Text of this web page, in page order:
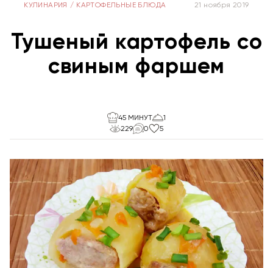
КУЛИНАРИЯ / КАРТОФЕЛЬНЫЕ БЛЮДА 21 ноября 2019
Тушеный картофель со
свиным фаршем
45 МИНУТ
1
229
0 5